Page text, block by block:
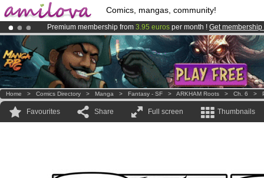
Comics, mangas, community!
Premium membership from 3.95 euros per month ! Get membership
Already 100000membersand 1000comics & mangas!.
AmilovaKickstarter is now LIVE!.
Home > Comics Directory > Manga > Fantasy - SF > ARKHAM Roots > Ch. 6 >
Favourites Share Full screen Thumbnails